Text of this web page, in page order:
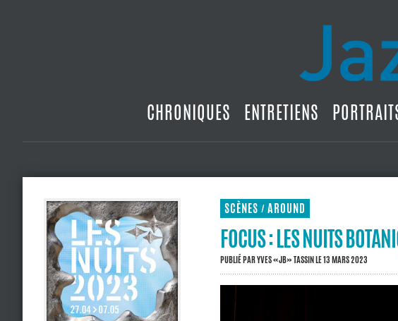
CHRONIQUES ENTRETIENS
SCÈNES / AROUND
FOCUS : LES NUITS
PUBLIÉ PARYVES «JB» TASSINLE 13 MARS 2023